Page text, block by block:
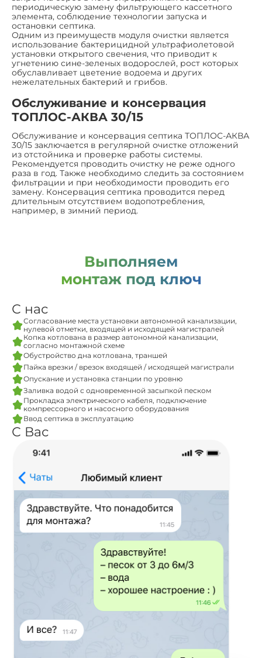
периодическую замену фильтрующего кассетного
элемента, соблюдение технологии запуска и
остановки септика.
Одним из преимуществ модуля очистки является
использование бактерицидной ультрафиолетовой
установки открытого свечения, что приводит к
угнетению сине-зеленых водорослей, рост которых
обуславливает цветение водоема и других
нежелательных бактерий и грибов.
Обслуживание и консервация
ТОПЛОС-АКВА 30/15
Обслуживание и консервация септика ТОПЛОС-АКВА
30/15 заключается в регулярной очистке отложений
из отстойника и проверке работы системы.
Рекомендуется проводить очистку не реже одного
раза в год. Также необходимо следить за состоянием
фильтрации и при необходимости проводить его
замену. Консервация септика проводится перед
длительным отсутствием водопотребления,
например, в зимний период.
Выполняем
монтаж под ключ
С нас
Согласование места установки автономной канализации,
нулевой отметки, входящей и исходящей магистралей
Копка котлована в размер автономной канализации,
согласно монтажной схеме
Обустройство дна котлована, траншей
Пайка врезки / врезок входящей / исходящей магистрали
Опускание и установка станции по уровню
Заливка водой с одновременной засыпкой песком
Прокладка электрического кабеля, подключение
компрессорного и насосного оборудования
Ввод септика в эксплуатацию
С Вас